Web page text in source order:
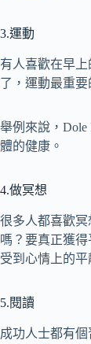
3.運動
有人喜歡在早
了，運動最重要
舉例來說，Dole
體的健康。
4.做冥想
很多人都喜歡冥
嗎？要真正獲
受到心情上的平
5.閱讀
成功人士都有